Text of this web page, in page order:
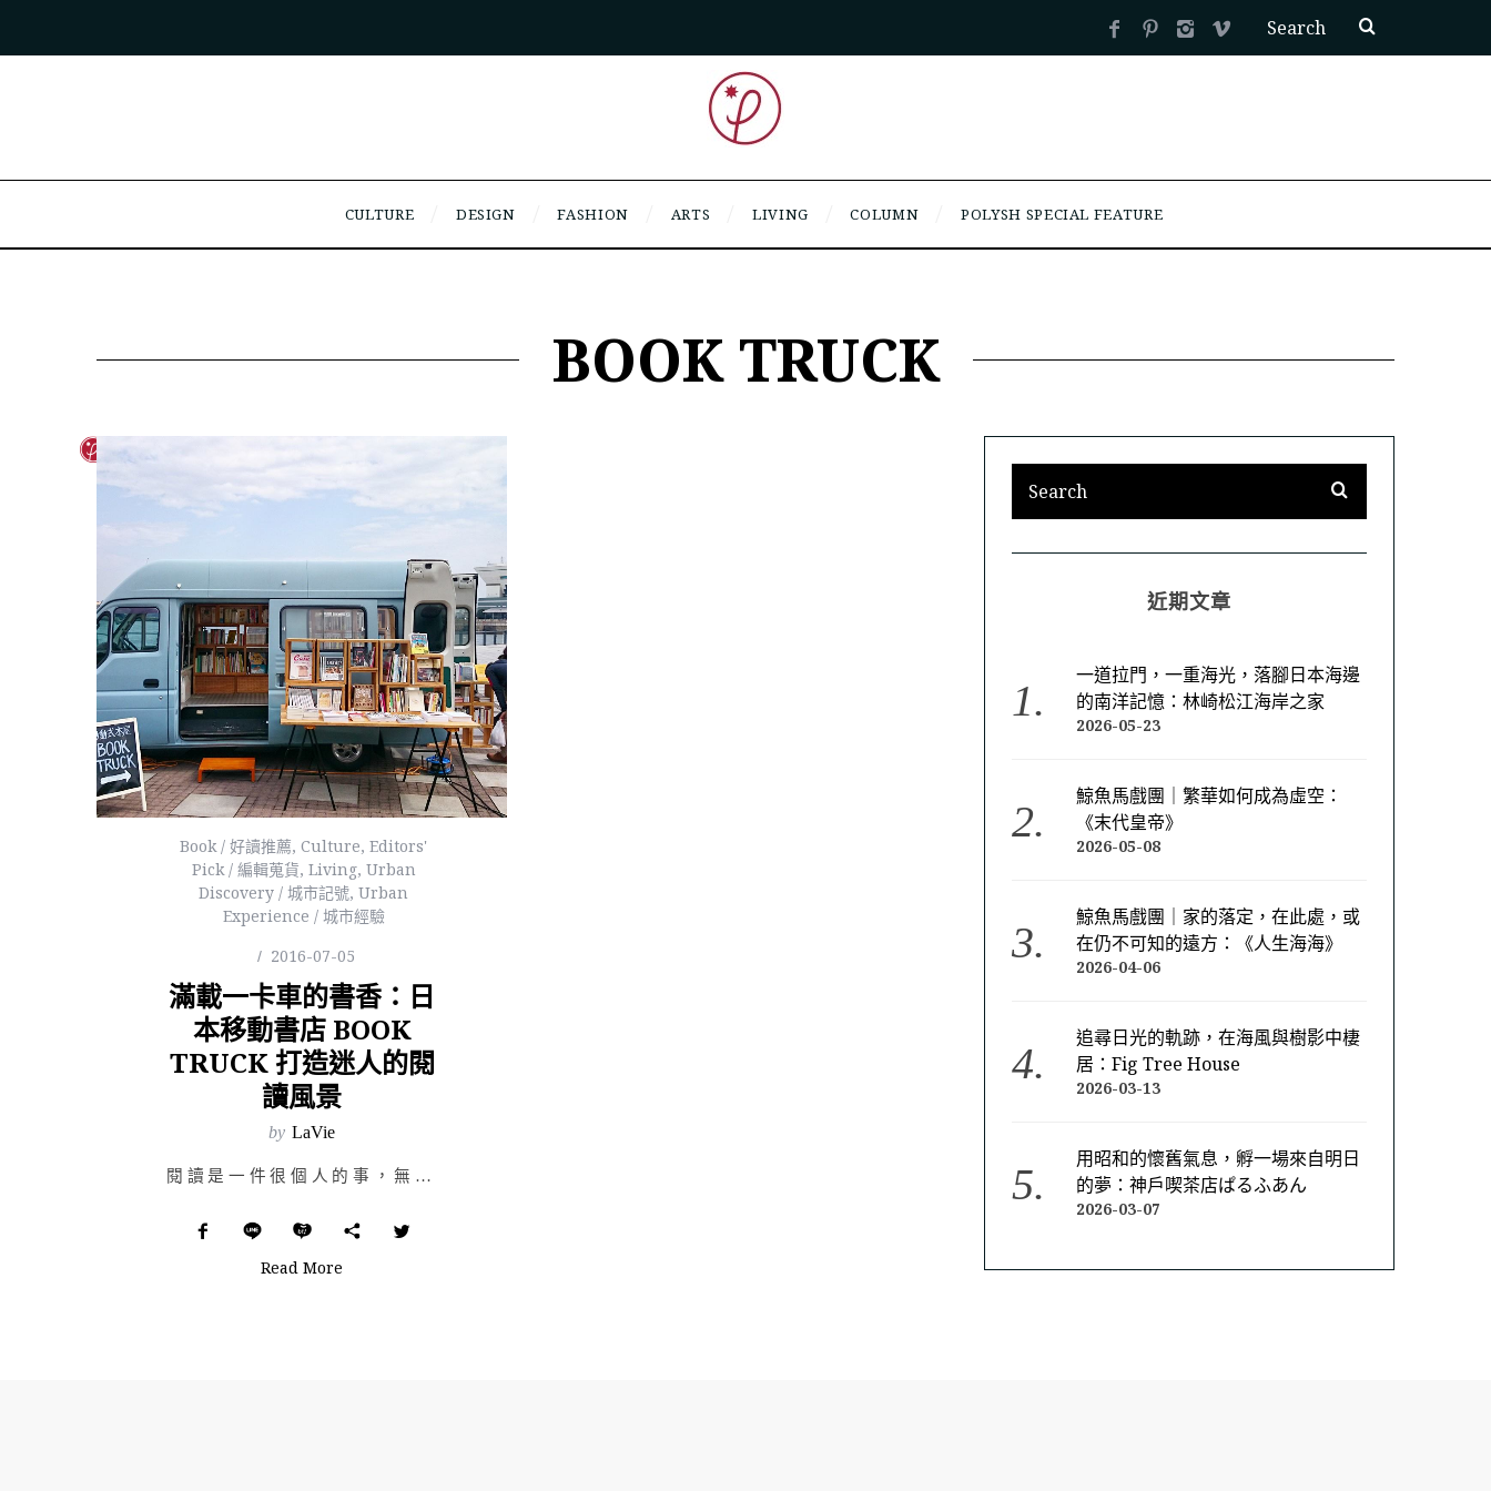
CULTURE DESIGN FASHION ARTS LIVING COLUMN POLYSH SPECIAL FEATURE
BOOK TRUCK
Book / 好讀推薦, Culture, Editors'
Pick / 編輯蒐貨, Living, Urban
Discovery / 城市記號, Urban
Experience / 城市經驗
2016-07-05
滿載一卡車的書香：日
本移動書店 BOOK
TRUCK 打造迷人的閱
讀風景
by LaVie
閱讀是一件很個人的事，無時無刻只要拾起一本書，就可以享受獨自徜徉在字海中的喜悅。有人喜歡自己在家靜靜…
Read More
近期文章
一道拉門，一重海光，落腳日本海邊
的南洋記憶：林崎松江海岸之家
2026-05-23
鯨魚馬戲團｜繁華如何成為虛空：
《末代皇帝》
2026-05-08
鯨魚馬戲團｜家的落定，在此處，或
在仍不可知的遠方：《人生海海》
2026-04-06
追尋日光的軌跡，在海風與樹影中棲
居：Fig Tree House
2026-03-13
用昭和的懷舊氣息，孵一場來自明日
的夢：神戶喫茶店ぱるふあん
2026-03-07